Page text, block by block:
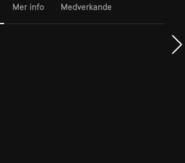
Mer info Medverkande